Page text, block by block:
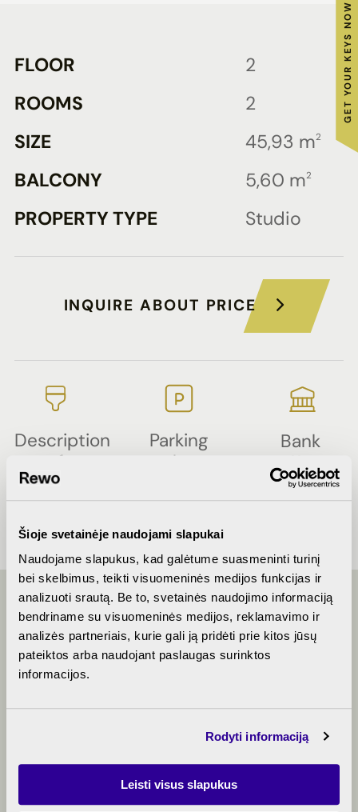
Šioje svetainėje naudojami slapukai
Naudojame slapukus, kad galėtume suasmeninti turinį
bei skelbimus, teikti visuomeninės medijos funkcijas ir
analizuoti srautą. Be to, svetainės naudojimo informaciją
bendriname su visuomeninės medijos, reklamavimo ir
analizės partneriais, kurie gali ją pridėti prie kitos jūsų
pateiktos arba naudojant paslaugas surinktos
informacijos.
Rodyti informaciją
Leisti visus slapukus
FLOOR
2
ROOMS
2
SIZE
45,93 m2
BALCONY 5,60 m2
PROPERTY TYPE Studio
INQUIRE ABOUT PRICE
Description
of
Partial
finishing
Parking
plan
Bank
offers
LET'S TALK
+370 5 214 0656
algirdomono@rewo.lt
GET YOUR KEYS NOW